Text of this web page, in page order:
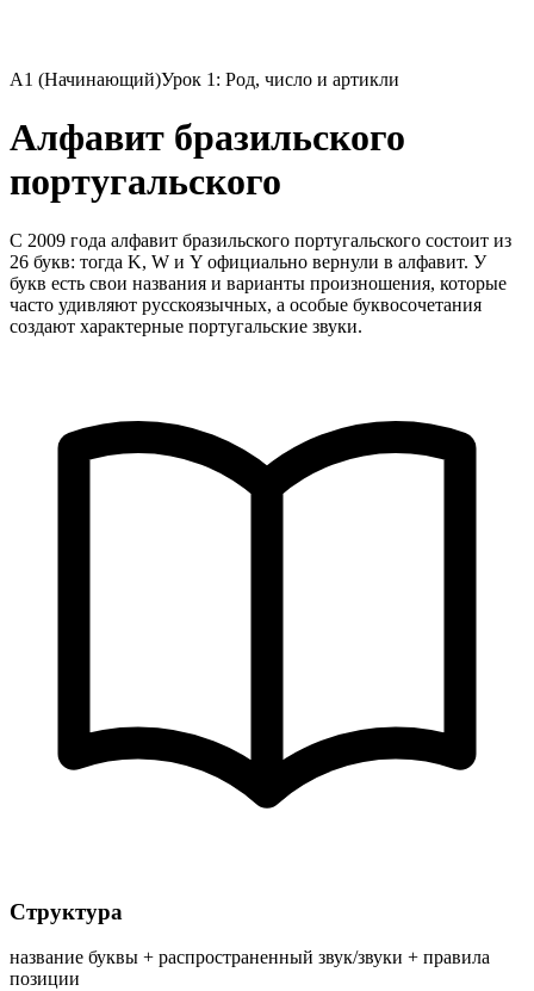
A1 (Начинающий)Урок 1: Род, число и артикли
Алфавит бразильского
португальского
С 2009 года алфавит бразильского португальского состоит из
26 букв: тогда K, W и Y официально вернули в алфавит. У
букв есть свои названия и варианты произношения, которые
часто удивляют русскоязычных, а особые буквосочетания
создают характерные португальские звуки.
Структура
название буквы + распространенный звук/звуки + правила
позиции